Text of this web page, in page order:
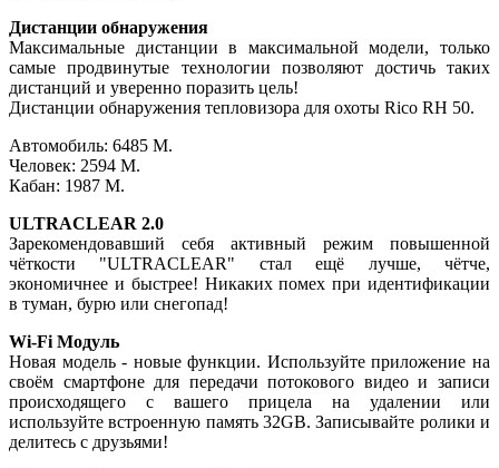
Дистанции обнаружения
Максимальные дистанции в максимальной модели, только
самые продвинутые технологии позволяют достичь таких
дистанций и уверенно поразить цель!
Дистанции обнаружения тепловизора для охоты Rico RH 50.
Автомобиль: 6485 М.
Человек: 2594 М.
Кабан: 1987 М.
ULTRACLEAR 2.0
Зарекомендовавший себя активный режим повышенной
чёткости "ULTRACLEAR" стал ещё лучше, чётче,
экономичнее и быстрее! Никаких помех при идентификации
в туман, бурю или снегопад!
Wi-Fi Модуль
Новая модель - новые функции. Используйте приложение на
своём смартфоне для передачи потокового видео и записи
происходящего с вашего прицела на удалении или
используйте встроенную память 32GB. Записывайте ролики и
делитесь с друзьями!